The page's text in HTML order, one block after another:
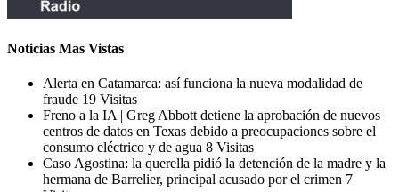
Noticias Mas Vistas
Alerta en Catamarca: así funciona la nueva modalidad de
fraude 19 Visitas
Freno a la IA | Greg Abbott detiene la aprobación de nuevos
centros de datos en Texas debido a preocupaciones sobre el
consumo eléctrico y de agua 8 Visitas
Caso Agostina: la querella pidió la detención de la madre y la
hermana de Barrelier, principal acusado por el crimen 7